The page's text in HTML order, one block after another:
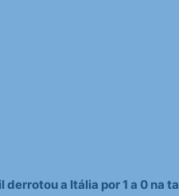
derrotou a Itália por 1 a 0 na